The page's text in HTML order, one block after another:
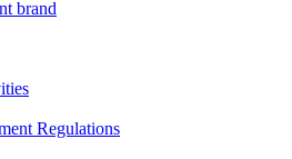
brand
Regulations